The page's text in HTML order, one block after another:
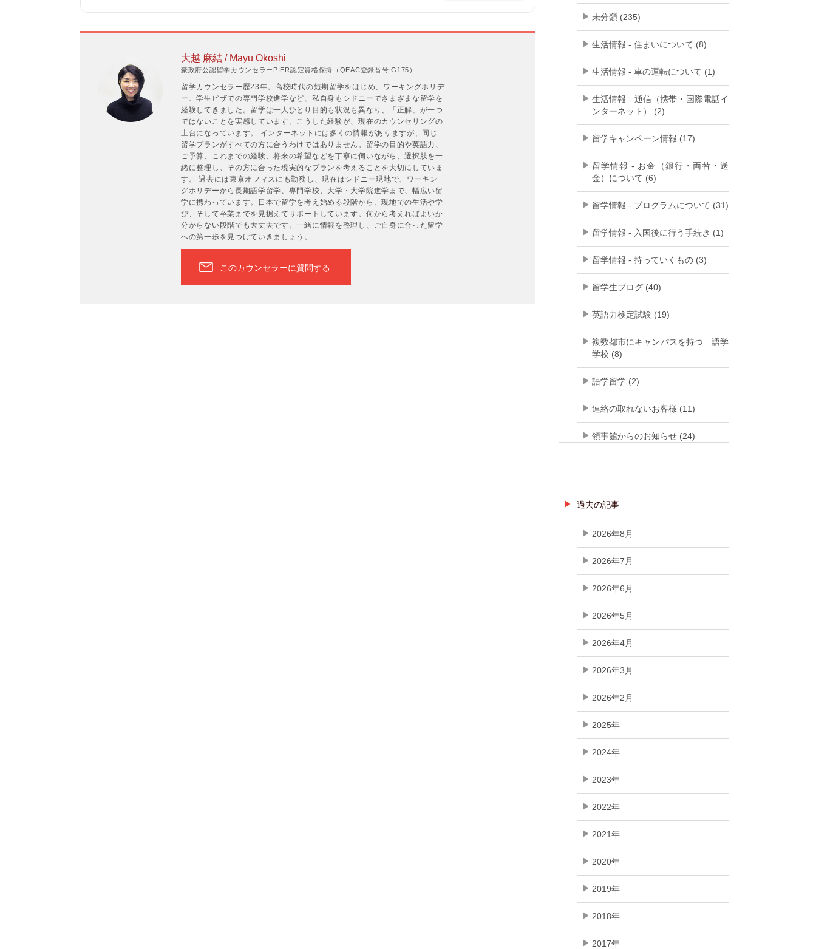
大越 麻結 / Mayu Okoshi
豪政府公認留学カウンセラーPIER認定資格保持（QEAC登録番号:G175）
留学カウンセラー歴23年。高校時代の短期留学をはじめ、ワーキングホリデ
ー、学生ビザでの専門学校進学など、私自身もシドニーでさまざまな留学を
経験してきました。留学は一人ひとり目的も状況も異なり、「正解」が一つ
ではないことを実感しています。こうした経験が、現在のカウンセリングの
土台になっています。 インターネットには多くの情報がありますが、同じ
留学プランがすべての方に合うわけではありません。留学の目的や英語力、
ご予算、これまでの経験、将来の希望などを丁寧に伺いながら、選択肢を一
緒に整理し、その方に合った現実的なプランを考えることを大切にしていま
す。 過去には東京オフィスにも勤務し、現在はシドニー現地で、ワーキン
グホリデーから長期語学留学、専門学校、大学・大学院進学まで、幅広い留
学に携わっています。日本で留学を考え始める段階から、現地での生活や学
び、そして卒業までを見据えてサポートしています。何から考えればよいか
分からない段階でも大丈夫です。一緒に情報を整理し、ご自身に合った留学
への第一歩を見つけていきましょう。
このカウンセラーに質問する
未分類 (235)
生活情報 - 住まいについて (8)
生活情報 - 車の運転について (1)
生活情報 - 通信（携帯・国際電話イ
ンターネット） (2)
留学キャンペーン情報 (17)
留学情報 - お金（銀行・両替・送
金）について (6)
留学情報 - プログラムについて (31)
留学情報 - 入国後に行う手続き (1)
留学情報 - 持っていくもの (3)
留学生ブログ (40)
英語力検定試験 (19)
複数都市にキャンパスを持つ 語学
学校 (8)
語学留学 (2)
連絡の取れないお客様 (11)
領事館からのお知らせ (24)
過去の記事
2026年8月
2026年7月
2026年6月
2026年5月
2026年4月
2026年3月
2026年2月
2025年
2024年
2023年
2022年
2021年
2020年
2019年
2018年
2017年